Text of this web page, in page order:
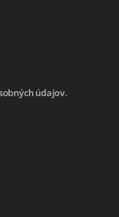
údajov.